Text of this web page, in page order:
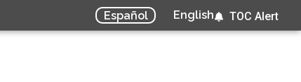
Español English TOC Alert